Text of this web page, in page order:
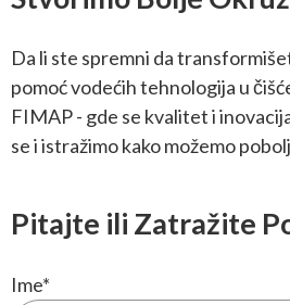
Da li ste spremni da
pomoć vodećih tehnologija u
FIMAP - gde se kvalitet i
se i istražimo kako možemo
Pitajte ili Zatražite
Ime*